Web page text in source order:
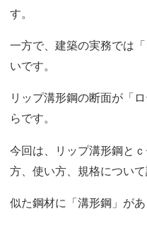
す。
一方で、建築の実務では
いです。
リップ溝形鋼の断面が「
らです。
今回は、リップ溝形鋼と
方、使い方、規格について
似た鋼材に「溝形鋼」があ